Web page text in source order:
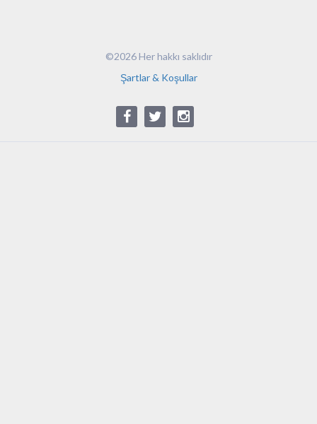
©2026 Her hakkı saklıdır
Şartlar & Koşullar